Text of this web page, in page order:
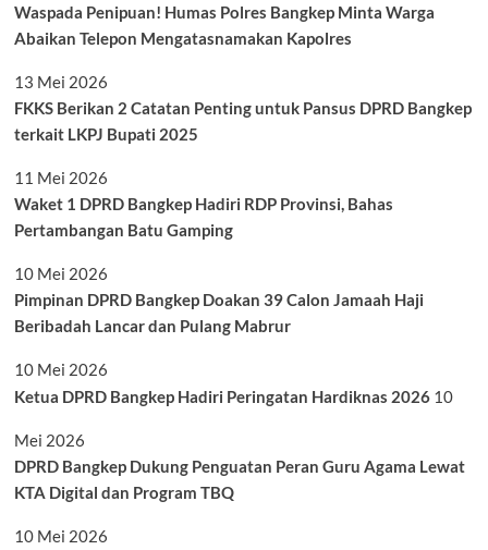
Waspada Penipuan! Humas Polres Bangkep Minta Warga
Abaikan Telepon Mengatasnamakan Kapolres
13 Mei 2026
FKKS Berikan 2 Catatan Penting untuk Pansus DPRD Bangkep
terkait LKPJ Bupati 2025
11 Mei 2026
Waket 1 DPRD Bangkep Hadiri RDP Provinsi, Bahas
Pertambangan Batu Gamping
10 Mei 2026
Pimpinan DPRD Bangkep Doakan 39 Calon Jamaah Haji
Beribadah Lancar dan Pulang Mabrur
10 Mei 2026
Ketua DPRD Bangkep Hadiri Peringatan Hardiknas 2026 10
Mei 2026
DPRD Bangkep Dukung Penguatan Peran Guru Agama Lewat
KTA Digital dan Program TBQ
10 Mei 2026